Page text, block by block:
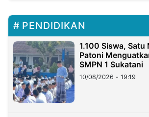
PENDIDIKAN
1.100 Siswa, Satu
Patoni
SMPN 1 Sukatani
10/08/2026 - 19:19